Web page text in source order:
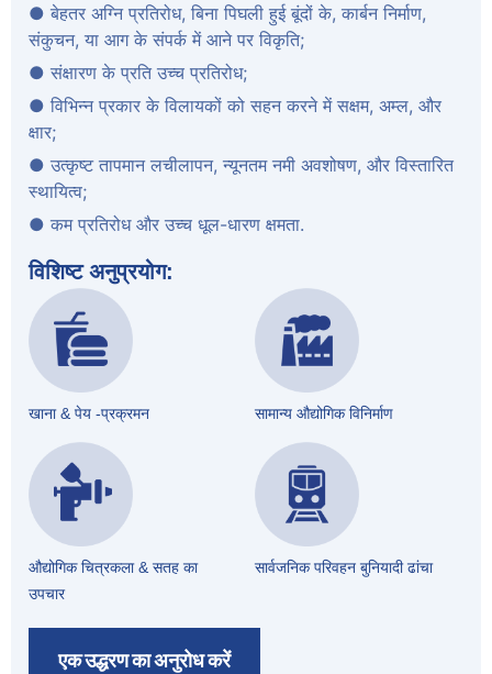
● बेहतर अग्नि प्रतिरोध, बिना पिघली हुई बूंदों के, कार्बन निर्माण,
संकुचन, या आग के संपर्क में आने पर विकृति;
● संक्षारण के प्रति उच्च प्रतिरोध;
● विभिन्न प्रकार के विलायकों को सहन करने में सक्षम, अम्ल, और
क्षार;
● उत्कृष्ट तापमान लचीलापन, न्यूनतम नमी अवशोषण, और विस्तारित
स्थायित्व;
● कम प्रतिरोध और उच्च धूल-धारण क्षमता.
विशिष्ट अनुप्रयोग:
खाना & पेय -प्रक्रमन सामान्य औद्योगिक विनिर्माण
औद्योगिक चित्रकला & सतह का
उपचार
सार्वजनिक परिवहन बुनियादी ढांचा
एक उद्धरण का अनुरोध करें